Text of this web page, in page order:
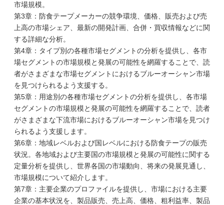
市場規模。
第3章：防食テープメーカーの競争環境、価格、販売および売
上高の市場シェア、最新の開発計画、合併・買収情報などに関
する詳細な分析。
第4章：タイプ別の各種市場セグメントの分析を提供し、各市
場セグメントの市場規模と発展の可能性を網羅することで、読
者がさまざまな市場セグメントにおけるブルーオーシャン市場
を見つけられるよう支援する。
第5章：用途別の各種市場セグメントの分析を提供し、各市場
セグメントの市場規模と発展の可能性を網羅することで、読者
がさまざまな下流市場におけるブルーオーシャン市場を見つけ
られるよう支援します。
第6章：地域レベルおよび国レベルにおける防食テープの販売
状況。各地域および主要国の市場規模と発展の可能性に関する
定量分析を提供し、世界各国の市場動向、将来の発展見通し、
市場規模について紹介します。
第7章：主要企業のプロファイルを提供し、市場における主要
企業の基本状況を、製品販売、売上高、価格、粗利益率、製品